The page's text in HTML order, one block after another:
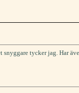
tycker jag. Har